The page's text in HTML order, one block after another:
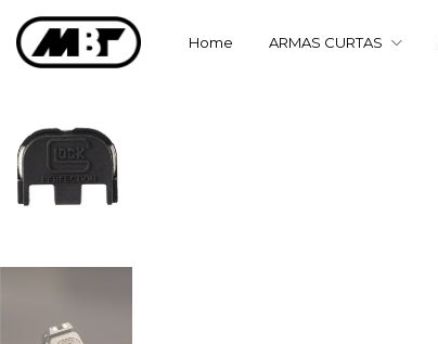
Home ARMAS CURTAS